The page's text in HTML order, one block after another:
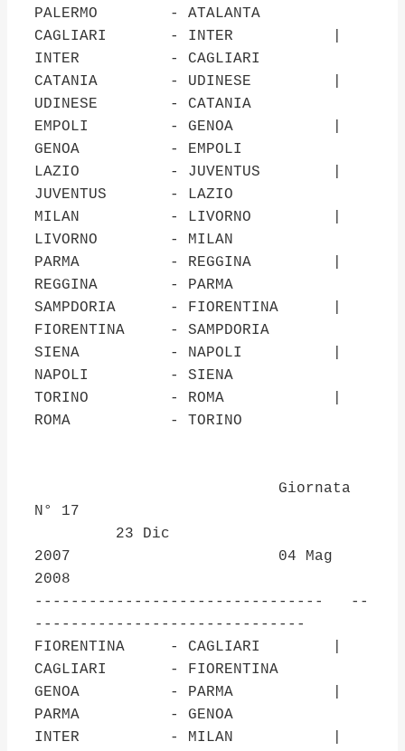
PALERMO - ATALANTA
CAGLIARI - INTER |
INTER - CAGLIARI
CATANIA - UDINESE |
UDINESE - CATANIA
EMPOLI - GENOA |
GENOA - EMPOLI
LAZIO - JUVENTUS |
JUVENTUS - LAZIO
MILAN - LIVORNO |
LIVORNO - MILAN
PARMA - REGGINA |
REGGINA - PARMA
SAMPDORIA - FIORENTINA |
FIORENTINA - SAMPDORIA
SIENA - NAPOLI |
NAPOLI - SIENA
TORINO - ROMA |
ROMA - TORINO
Giornata
N° 17
23 Dic
2007 04 Mag
2008
-------------------------------- --
------------------------------
FIORENTINA - CAGLIARI |
CAGLIARI - FIORENTINA
GENOA - PARMA |
PARMA - GENOA
INTER - MILAN |